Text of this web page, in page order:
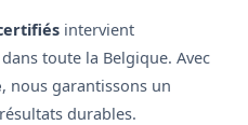
intervient
toute la Belgique. Avec
, nous garantissons un
durables.